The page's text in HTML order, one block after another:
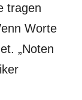
tragen
Worte
„Noten